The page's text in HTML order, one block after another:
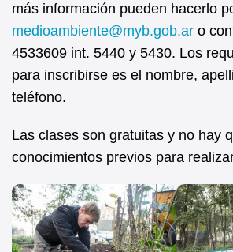
más información pueden hacerlo
medioambiente@myb.gob.ar o
4533609 int. 5440 y 5430. Los
para inscribirse es el nombre,
teléfono.
Las clases son gratuitas y no hay
conocimientos previos para